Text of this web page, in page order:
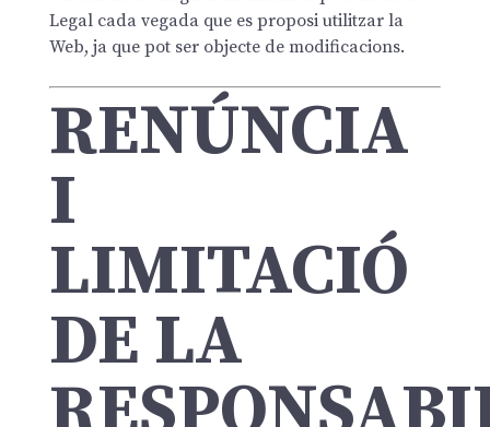
Legal cada vegada que es proposi utilitzar la
Web, ja que pot ser objecte de modificacions.
RENÚNCIA
I
LIMITACIÓ
DE LA